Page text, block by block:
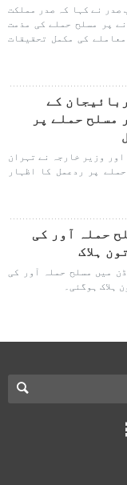
صدر نے کہا کہ صدر مملکت
پر مسلح حملے کی مذمت
کی مکمل تحقیقات
کے
مسلح حملے پر
وزیر خارجہ نے تہران
پر ردعمل کا اظہار
حملہ آور کی
ہلاک
میں مسلح حملہ آور کی
ہلاک ہوگئی۔